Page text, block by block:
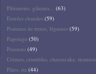
Pâtisseries, gâteaux... (63)
Entrées chaudes (59)
Pommes de terres, légumes (59)
Papotage (50)
Poissons (49)
Crèmes, crumbles, cheesecake, tiramisu
Pâtes, riz (44)